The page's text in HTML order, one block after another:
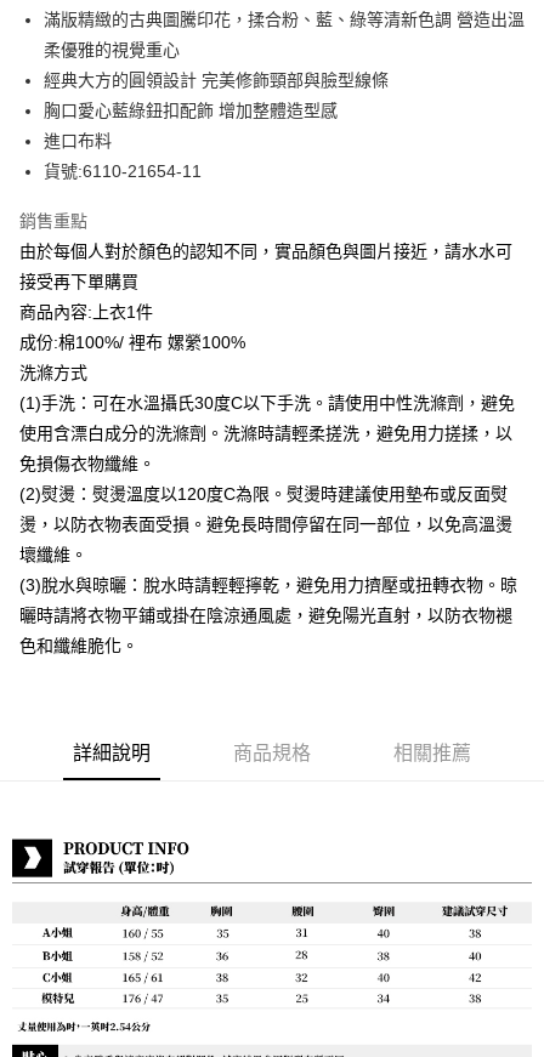
街口支付
悠遊付
全盈+PAY
ATM付款
運送方式
付款後全家取貨
每筆NT$80，滿NT$399(含以上)免運費
付款後7-11取貨
每筆NT$80，滿NT$888(含以上)免運費
宅配到府
貨到付款
每筆NT$80，滿NT$888(含以上)免運費
滿版精緻的古典圖騰印花，揉合粉、藍、綠等清新色調 營造出溫
柔優雅的視覺重心
經典大方的圓領設計 完美修飾頸部與臉型線條
胸口愛心藍綠鈕扣配飾 增加整體造型感
進口布料
貨號:6110-21654-11
銷售重點
由於每個人對於顏色的認知不同，實品顏色與圖片接近，請水水可
接受再下單購買
商品內容:上衣1件
成份:棉100%/ 裡布 嫘縈100%
洗滌方式
(1)手洗：可在水溫攝氏30度C以下手洗。請使用中性洗滌劑，避免
使用含漂白成分的洗滌劑。洗滌時請輕柔搓洗，避免用力搓揉，以
免損傷衣物纖維。
(2)熨燙：熨燙溫度以120度C為限。熨燙時建議使用墊布或反面熨
燙，以防衣物表面受損。避免長時間停留在同一部位，以免高溫燙
壞纖維。
(3)脫水與晾曬：脫水時請輕輕擰乾，避免用力擠壓或扭轉衣物。晾
曬時請將衣物平鋪或掛在陰涼通風處，避免陽光直射，以防衣物褪
色和纖維脆化。
詳細說明 商品規格 相關推薦